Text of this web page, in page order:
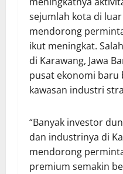
sejumlah kota di luar
mendorong
ikut meningkat.
di Karawang, Jawa
pusat ekonomi
kawasan industri
“Banyak investor
dan industrinya di
mendorong
premium semakin